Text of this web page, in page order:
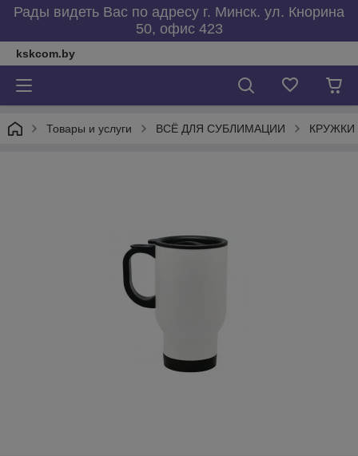
Рады видеть Вас по адресу г. Минск. ул. Кнорина
50, офис 423
kskcom.by
Товары и услуги ВСЁ ДЛЯ СУБЛИМАЦИИ